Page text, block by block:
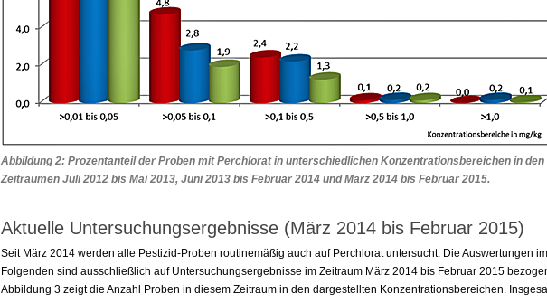
Abbildung 2: Prozentanteil der Proben mit Perchlorat in unterschiedlichen Konzentrationsbereichen in den
Zeiträumen Juli 2012 bis Mai 2013, Juni 2013 bis Februar 2014 und März 2014 bis Februar 2015.
Aktuelle Untersuchungsergebnisse (März 2014 bis Februar 2015)
Seit März 2014 werden alle Pestizid-Proben routinemäßig auch auf Perchlorat untersucht. Die Auswertungen im
Folgenden sind ausschließlich auf Untersuchungsergebnisse im Zeitraum März 2014 bis Februar 2015
Abbildung 3 zeigt die Anzahl Proben in diesem Zeitraum in den dargestellten Konzentrationsbereichen.